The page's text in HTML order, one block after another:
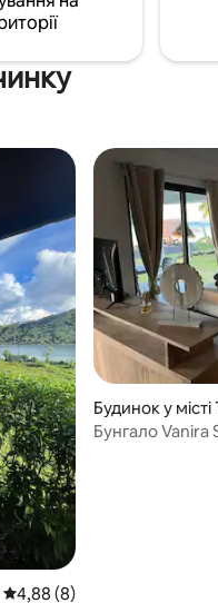
Середня оцінка: 4,88 з 5,
4,88 (8)
Будинок у місті
Бунгало Vanira